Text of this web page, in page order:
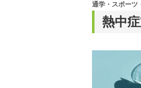
熱中
通学・スポーツ